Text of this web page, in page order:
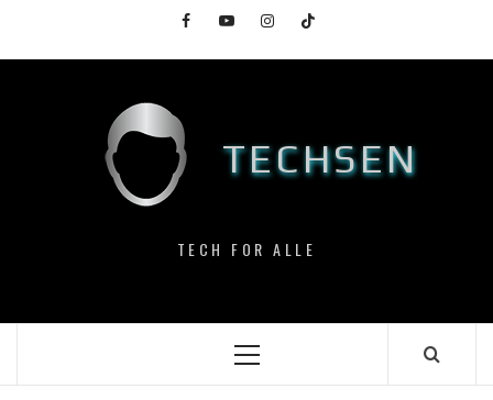
content
FacebookYouTubeInstagramTikTok
TECHSEN
TECH FOR ALLE
Primary